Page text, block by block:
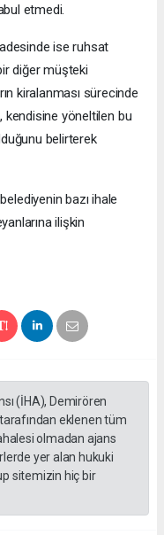
etmedi.
ise ruhsat
diğer müşteki
kiralanması sürecinde
kendisine yöneltilen bu
belirterek
bazı ihale
ilişkin
(İHA), Demirören
eklenen tüm
olmadan ajans
yer alan hukuki
sitemizin hiç bir